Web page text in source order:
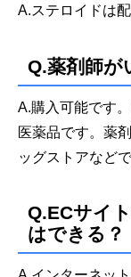
A.ステロイドは
Q.薬剤師が
A.購入可能です
医薬品です。薬
ッグストアなど
Q.ECサイ
はできる？